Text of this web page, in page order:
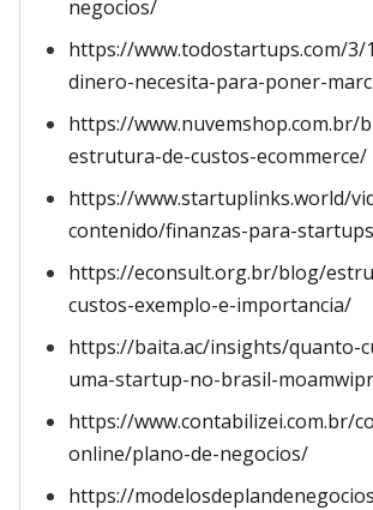
negocios/
https://www.todostartups.com/3/
dinero-necesita-para-poner-
https://www.nuvemshop.com.br/
estrutura-de-custos-ecommerce/
https://www.startuplinks.world/
contenido/finanzas-para-startups
https://econsult.org.br/blog/
custos-exemplo-e-importancia/
https://baita.ac/insights/quanto-
uma-startup-no-brasil-moamwipr
https://www.contabilizei.com.br/
online/plano-de-negocios/
https://